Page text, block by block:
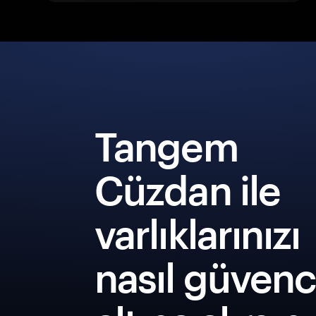
Tangem
Cüzdan ile
varlıklarınızı
nasıl